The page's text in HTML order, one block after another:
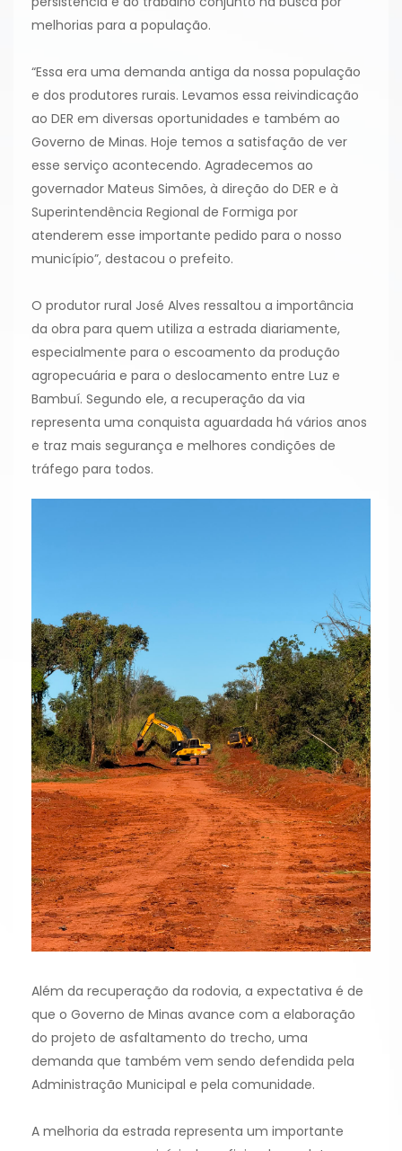
melhorias para a população.
“Essa era uma demanda antiga da nossa população
e dos produtores rurais. Levamos essa reivindicação
ao DER em diversas oportunidades e também ao
Governo de Minas. Hoje temos a satisfação de ver
esse serviço acontecendo. Agradecemos ao
governador Mateus Simões, à direção do DER e à
Superintendência Regional de Formiga por
atenderem esse importante pedido para o nosso
município”, destacou o prefeito.
O produtor rural José Alves ressaltou a importância
da obra para quem utiliza a estrada diariamente,
especialmente para o escoamento da produção
agropecuária e para o deslocamento entre Luz e
Bambuí. Segundo ele, a recuperação da via
representa uma conquista aguardada há vários anos
e traz mais segurança e melhores condições de
tráfego para todos.
Além da recuperação da rodovia, a expectativa é de
que o Governo de Minas avance com a elaboração
do projeto de asfaltamento do trecho, uma
demanda que também vem sendo defendida pela
Administração Municipal e pela comunidade.
A melhoria da estrada representa um importante